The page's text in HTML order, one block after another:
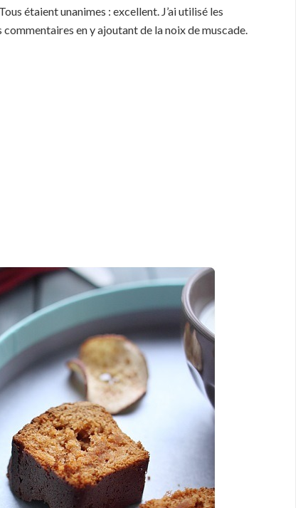
étaient unanimes : excellent. J’ai utilisé les
en y ajoutant de la noix de muscade.